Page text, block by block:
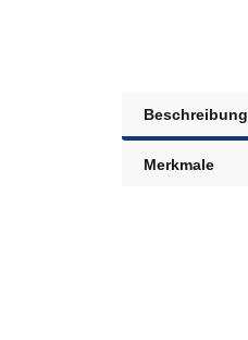
Beschreibung
Merkmale